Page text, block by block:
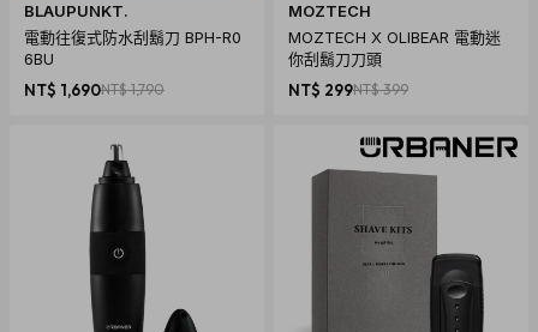
BLAUPUNKT.
電動往復式防水刮鬍刀 BPH-R0
6BU
NT$ 1,690NT$ 1,790
MOZTECH
MOZTECH X OLIBEAR 電動迷
你刮鬍刀刀頭
NT$ 299NT$ 399